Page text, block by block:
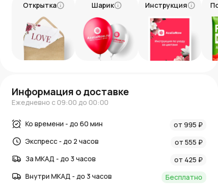
Открытка Шарик Инструкция
Информация о доставке
Ежедневно с 09:00 до 00:00
Ко времени - до 60 мин
от 995 ₽
Экспресс - до 2 часов
от 555 ₽
За МКАД - до 3 часов
от 425 ₽
Внутри МКАД - до 3 часов
Бесплатно